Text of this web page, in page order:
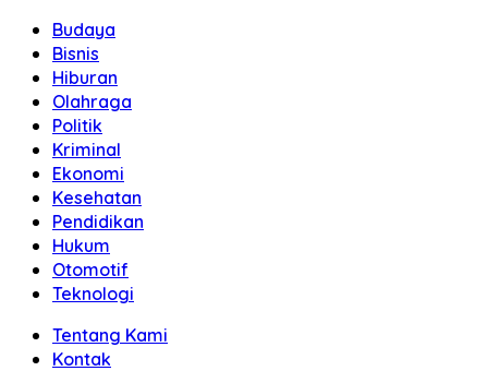
Informasi
Terkini
untuk
Anda"
Budaya
Bisnis
Hiburan
Olahraga
Politik
Kriminal
Ekonomi
Kesehatan
Pendidikan
Hukum
Otomotif
Teknologi
Tentang Kami
Kontak